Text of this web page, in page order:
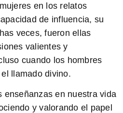
en los relatos
de influencia, su
veces, fueron ellas
valientes y
cuando los hombres
llamado divino.
enseñanzas en nuestra vida
y valorando el papel